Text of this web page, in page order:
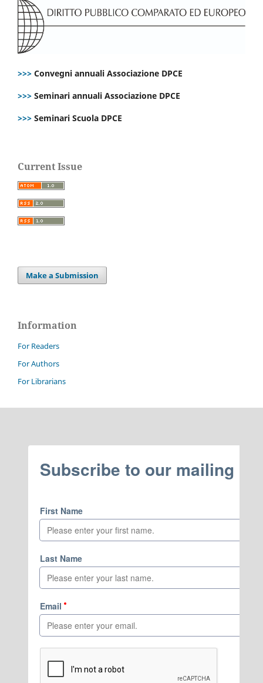
>>> Convegni annuali Associazione DPCE
>>> Seminari annuali Associazione DPCE
>>> Seminari Scuola DPCE
Current Issue
Make a Submission
Information
For Readers
For Authors
For Librarians